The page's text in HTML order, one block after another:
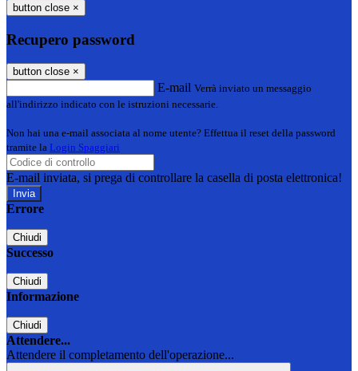
button close ×
Recupero password
button close ×
E-mail Verrà inviato un messaggio
all'indirizzo indicato con le istruzioni necessarie.
Non hai una e-mail associata al nome utente? Effettua il reset della password
tramite la Login Spaggiari
E-mail inviata, si prega di controllare la casella di posta elettronica!
Errore
Chiudi
Successo
Chiudi
Informazione
Chiudi
Attendere...
Attendere il completamento dell'operazione...